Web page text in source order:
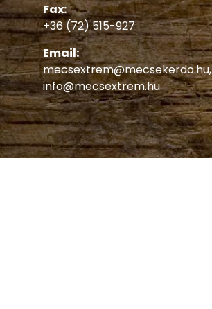
Fax:
+36 (72) 515-927
Email:
mecsextrem@mecsekerdo.hu,
info@mecsextrem.hu